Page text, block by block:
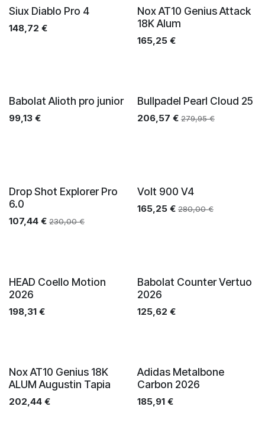
Siux Diablo Pro 4
148,72 €
Nox AT10 Genius Attack
18K Alum
165,25€
Babolat Alioth pro junior
99,13 €
Bullpadel Pearl Cloud 25
206,57 € 279,95€
Drop Shot Explorer Pro
6.0
107,44 € 230,00€
Volt 900 V4
165,25€ 280,00€
HEAD Coello Motion
2026
198,31 €
Babolat Counter Vertuo
2026
125,62 €
Nox AT10 Genius 18K
ALUM Augustin Tapia
202,44 €
Adidas Metalbone
Carbon 2026
185,91€